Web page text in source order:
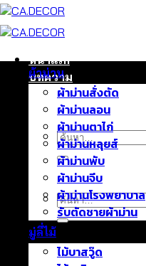
ข้าม
ยัง
หน้าแรก
บทความ
ติดต่อเรา
เกี่ยวกับเรา
ค้นหา:
ค้นหา:
ผ้าม่าน
ผ้าม่านสั่งตัด
ผ้าม่านลอน
ผ้าม่านตาไก่
ผ้าม่านหลุยส์
ผ้าม่านพับ
ผ้าม่านจีบ
ผ้าม่านโรงพยาบาล
รับตัดชายผ้าม่าน
มู่ลี่ไม้
ไม้บาสวู๊ด